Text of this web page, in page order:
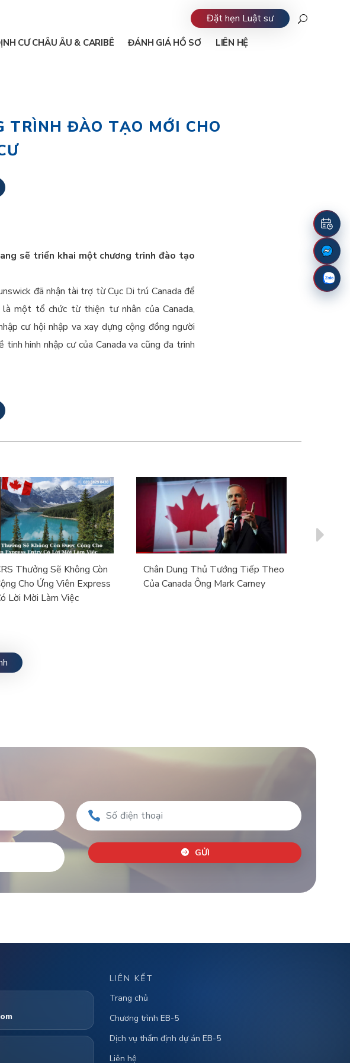
CƯ CHÂU ÂU & CARIBÊ ĐÁNH GIÁ HỒ SƠ LIÊN HỆ
Đặt hẹn Luật sư
TRÌNH ĐÀO TẠO MỚI CHO
sẽ triển khai một chương trinh đào tạo
đã nhận tài trợ từ Cục Di trú Canada để
một tổ chức từ thiện tư nhân của Canada,
cư hội nhập va xay dựng cộng đồng người
hinh nhập cư của Canada va cũng đa trinh
Thưởng Sẽ Không Còn
Cho Ứng Viên Express
Lời Mời Làm Việc
Chân Dung Thủ Tướng Tiếp Theo
Của Canada Ông Mark Carney
GỬI
LIÊN KẾT
Trang chủ
Chương trình EB-5
Dịch vụ thẩm định dự án EB-5
Liên hệ